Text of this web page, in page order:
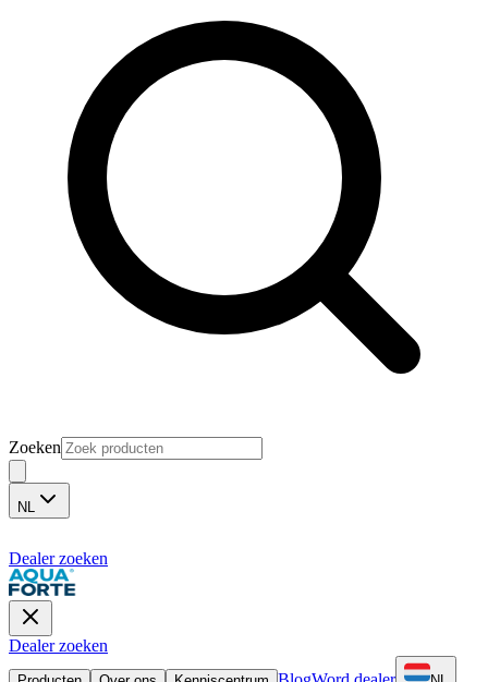
Zoeken
NL
Dealer zoeken
Dealer zoeken